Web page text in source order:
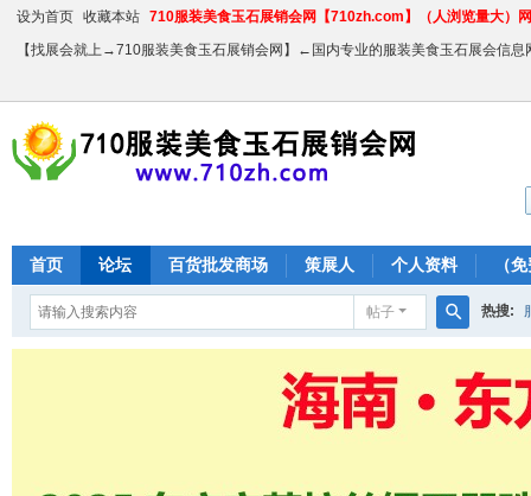
设为首页 收藏本站 710服装美食玉石展销会网【710zh.com】（人浏览量大）
【找展会就上→710服装美食玉石展销会网】←国内专业的服装美食玉石展会信息
首页 论坛 百货批发商场 策展人 个人资料 （
帖子
搜
索
热搜: